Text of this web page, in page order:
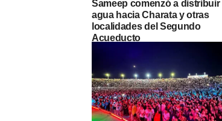
Sameep comenzó a distribuir
agua hacia Charata y otras
localidades del Segundo
Acueducto